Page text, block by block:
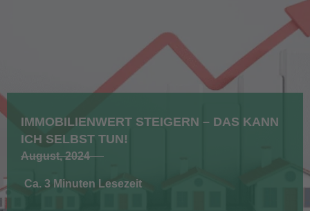
IMMOBILIENWERT STEIGERN – DAS KANN
ICH SELBST TUN!
August, 2024
Ca. 3 Minuten Lesezeit